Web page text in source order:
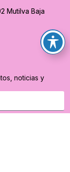
Mutilva Baja
noticias y